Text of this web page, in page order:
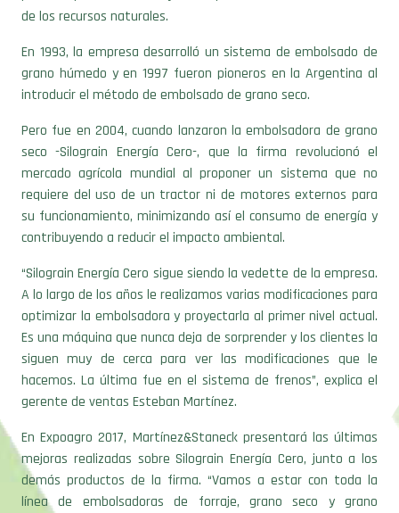
de los recursos naturales.
En 1993, la empresa desarrolló un sistema de embolsado de
grano húmedo y en 1997 fueron pioneros en la Argentina al
introducir el método de embolsado de grano seco.
Pero fue en 2004, cuando lanzaron la embolsadora de grano
seco -Silograin Energía Cero-, que la firma revolucionó el
mercado agrícola mundial al proponer un sistema que no
requiere del uso de un tractor ni de motores externos para
su funcionamiento, minimizando así el consumo de energía y
contribuyendo a reducir el impacto ambiental.
“Silograin Energía Cero sigue siendo la vedette de la empresa.
A lo largo de los años le realizamos varias modificaciones para
optimizar la embolsadora y proyectarla al primer nivel actual.
Es una máquina que nunca deja de sorprender y los clientes la
siguen muy de cerca para ver las modificaciones que le
hacemos. La última fue en el sistema de frenos”, explica el
gerente de ventas Esteban Martínez.
En Expoagro 2017, Martínez&Staneck presentará las últimas
mejoras realizadas sobre Silograin Energía Cero, junto a los
demás productos de la firma. “Vamos a estar con toda la
línea de embolsadoras de forraje, grano seco y grano